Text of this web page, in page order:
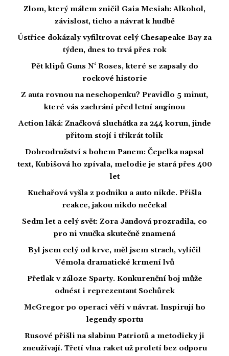
Zlom, který málem zničil Gaia Mesiah: Alkohol,
závislost, ticho a návrat k hudbě
Ústřice dokázaly vyfiltrovat celý Chesapeake Bay za
týden, dnes to trvá přes rok
Pět klipů Guns N‘ Roses, které se zapsaly do
rockové historie
Z auta rovnou na neschopenku? Pravidlo 5 minut,
které vás zachrání před letní angínou
Action láká: Značková sluchátka za 244 korun, jinde
přitom stojí i třikrát tolik
Dobrodružství s bohem Panem: Čepelka napsal
text, Kubišová ho zpívala, melodie je stará přes 400
let
Kuchařová vyšla z podniku a auto nikde. Přišla
reakce, jakou nikdo nečekal
Sedm let a celý svět: Zora Jandová prozradila, co
pro ni vnučka skutečně znamená
Byl jsem celý od krve, měl jsem strach, vylíčil
Vémola dramatické krmení lvů
Přetlak v záloze Sparty. Konkurenční boj může
odnést i reprezentant Sochůrek
McGregor po operaci věří v návrat. Inspirují ho
legendy sportu
Rusové přišli na slabinu Patriotů a metodicky ji
zneužívají. Třetí vlna raket už proletí bez odporu